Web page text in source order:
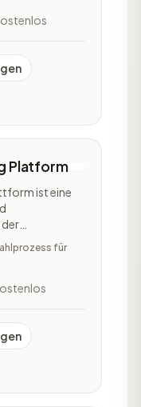
ist
Webserver
Platform
ist eine
haben,
360 Suite
Platt
für